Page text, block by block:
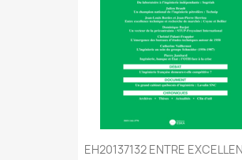
EH20137132 ENTRE